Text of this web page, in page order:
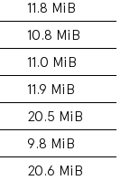
11.8 MiB
10.8 MiB
11.0 MiB
11.9 MiB
20.5 MiB
9.8 MiB
20.6 MiB